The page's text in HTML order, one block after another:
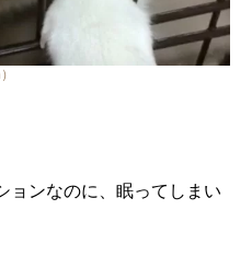
ョンなのに、眠ってしまい